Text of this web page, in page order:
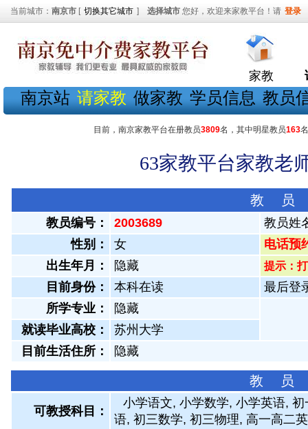
当前城市： 南京市 [ 切换其它城市 ] 选择城市 您好，欢迎来家教平台！请 登录
家教
南京站 请家教 做家教 学员信息 教员
目前，南京家教平台在册教员3809名，其中明星教员163
63家教平台家教老
教 员
教员编号： 2003689
教员姓
性别：
女
电话预
出生年月：
隐藏 提示：
目前身份： 本科在读
最后登
所学专业：
隐藏
就读毕业高校：
苏州大学
目前生活住所：
隐藏
教 员
可教授科目：
小学语文, 小学数学, 小学英语,
语, 初三数学, 初三物理, 高一高二